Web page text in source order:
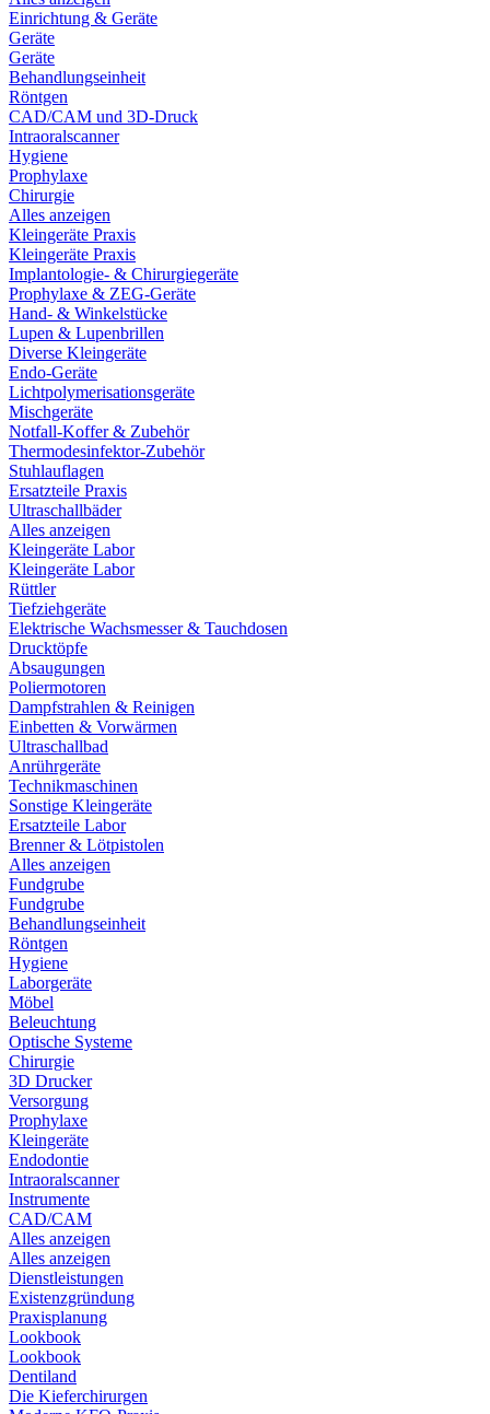
Einrichtung & Geräte
Geräte
Geräte
Behandlungseinheit
Röntgen
CAD/CAM und 3D-Druck
Intraoralscanner
Hygiene
Prophylaxe
Chirurgie
Alles anzeigen
Kleingeräte Praxis
Kleingeräte Praxis
Implantologie- & Chirurgiegeräte
Prophylaxe & ZEG-Geräte
Hand- & Winkelstücke
Lupen & Lupenbrillen
Diverse Kleingeräte
Endo-Geräte
Lichtpolymerisationsgeräte
Mischgeräte
Notfall-Koffer & Zubehör
Thermodesinfektor-Zubehör
Stuhlauflagen
Ersatzteile Praxis
Ultraschallbäder
Alles anzeigen
Kleingeräte Labor
Kleingeräte Labor
Rüttler
Tiefziehgeräte
Elektrische Wachsmesser & Tauchdosen
Drucktöpfe
Absaugungen
Poliermotoren
Dampfstrahlen & Reinigen
Einbetten & Vorwärmen
Ultraschallbad
Anrührgeräte
Technikmaschinen
Sonstige Kleingeräte
Ersatzteile Labor
Brenner & Lötpistolen
Alles anzeigen
Fundgrube
Fundgrube
Behandlungseinheit
Röntgen
Hygiene
Laborgeräte
Möbel
Beleuchtung
Optische Systeme
Chirurgie
3D Drucker
Versorgung
Prophylaxe
Kleingeräte
Endodontie
Intraoralscanner
Instrumente
CAD/CAM
Alles anzeigen
Alles anzeigen
Dienstleistungen
Existenzgründung
Praxisplanung
Lookbook
Lookbook
Dentiland
Die Kieferchirurgen